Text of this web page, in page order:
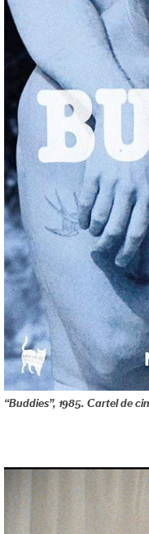
“Buddies”, 1985. Cartel de